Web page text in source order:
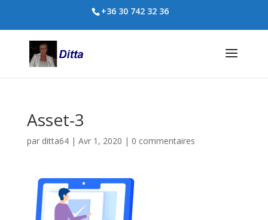
+36 30 742 32 36
Asset-3
par ditta64| Avr 1, 2020 | 0 commentaires